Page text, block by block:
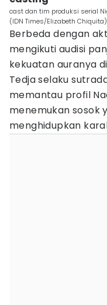
cast dan tim produksi serial
(IDN Times/Elizabeth Chiquita)
Berbeda dengan
mengikuti audisi
kekuatan auranya
Tedja selaku
memantau profil
menemukan sosok
menghidupkan